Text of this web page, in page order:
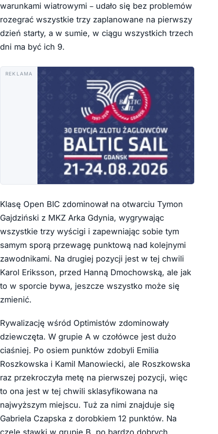
warunkami wiatrowymi – udało się bez problemów
rozegrać wszystkie trzy zaplanowane na pierwszy
dzień starty, a w sumie, w ciągu wszystkich trzech
dni ma być ich 9.
REKLAMA
Klasę Open BIC zdominował na otwarciu Tymon
Gajdziński z MKZ Arka Gdynia, wygrywając
wszystkie trzy wyścigi i zapewniając sobie tym
samym sporą przewagę punktową nad kolejnymi
zawodnikami. Na drugiej pozycji jest w tej chwili
Karol Eriksson, przed Hanną Dmochowską, ale jak
to w sporcie bywa, jeszcze wszystko może się
zmienić.
Rywalizację wśród Optimistów zdominowały
dziewczęta. W grupie A w czołówce jest dużo
ciaśniej. Po osiem punktów zdobyli Emilia
Roszkowska i Kamil Manowiecki, ale Roszkowska
raz przekroczyła metę na pierwszej pozycji, więc
to ona jest w tej chwili sklasyfikowana na
najwyższym miejscu. Tuż za nimi znajduje się
Gabriela Czapska z dorobkiem 12 punktów. Na
czele stawki w grupie B, po bardzo dobrych